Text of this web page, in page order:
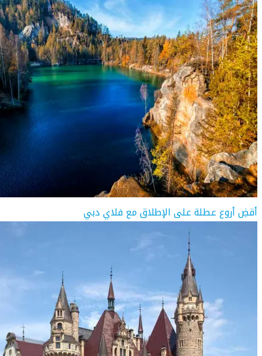
أقضِ أروع عطلة على الإطلاق مع فلاي دبي